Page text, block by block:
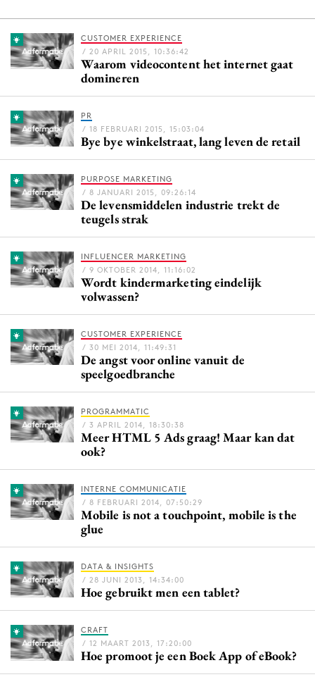
Menu
9 sept: GenAI-training
12 nov: MarketingLive!
Events
Opleidingen
Academy
Partners
Artificial Intelligence
Bureaus
Campagnes
Carriere
Contentmarketing
Craft
Customer Experience
Data & Insights
Design
Digital transformation
Effectiviteit
Gedragsverandering
Influencer marketing
Interne communicatie
Martech
Media
CUSTOMER EXPERIENCE
/ 20 APRIL 2015, 10:36:42
Waarom videocontent het internet gaat
domineren
PR
/ 18 FEBRUARI 2015, 15:03:04
Bye bye winkelstraat, lang leven de retail
PURPOSE MARKETING
/ 8 JANUARI 2015, 09:26:14
De levensmiddelen industrie trekt de
teugels strak
INFLUENCER MARKETING
/ 9 OKTOBER 2014, 11:16:02
Wordt kindermarketing eindelijk
volwassen?
CUSTOMER EXPERIENCE
/ 30 MEI 2014, 11:49:31
De angst voor online vanuit de
speelgoedbranche
PROGRAMMATIC
/ 3 APRIL 2014, 18:30:38
Meer HTML 5 Ads graag! Maar kan dat
ook?
INTERNE COMMUNICATIE
/ 8 FEBRUARI 2014, 07:50:29
Mobile is not a touchpoint, mobile is the
glue
DATA & INSIGHTS
/ 28 JUNI 2013, 14:34:00
Hoe gebruikt men een tablet?
CRAFT
/ 12 MAART 2013, 17:20:00
Hoe promoot je een Boek App of eBook?